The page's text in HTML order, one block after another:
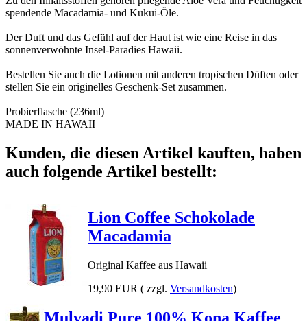
spendende Macadamia- und Kukui-Öle.
Der Duft und das Gefühl auf der Haut ist wie eine Reise in das
sonnenverwöhnte Insel-Paradies Hawaii.
Bestellen Sie auch die Lotionen mit anderen tropischen Düften oder
stellen Sie ein originelles Geschenk-Set zusammen.
Probierflasche (236ml)
MADE IN HAWAII
Kunden, die diesen Artikel kauften, haben
auch folgende Artikel bestellt:
Lion Coffee Schokolade
Macadamia
Original Kaffee aus Hawaii
19,90 EUR ( zzgl. Versandkosten)